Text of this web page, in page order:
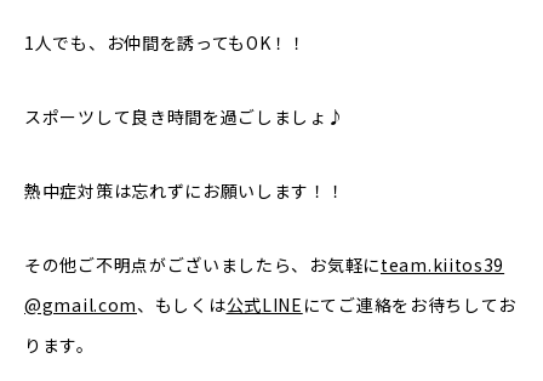
1人でも、お仲間を誘ってもOK！！
スポーツして良き時間を過ごしましょ♪
熱中症対策は忘れずにお願いします！！
その他ご不明点がございましたら、お気軽にteam.kiitos39
@gmail.com、もしくは公式LINE にてご連絡をお待ちしてお
ります。